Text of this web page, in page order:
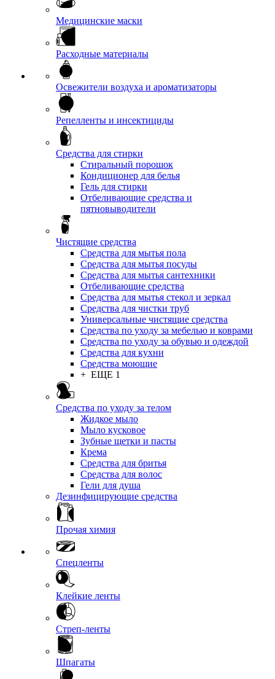
Медицинские маски
Расходные материалы
Освежители воздуха и ароматизаторы
Репелленты и инсектициды
Средства для стирки
Стиральный порошок
Кондиционер для белья
Гель для стирки
Отбеливающие средства и
пятновыводители
Чистящие средства
Средства для мытья пола
Средства для мытья посуды
Средства для мытья сантехники
Отбеливающие средства
Средства для мытья стекол и зеркал
Средства для чистки труб
Универсальные чистящие средства
Средства по уходу за мебелью и коврами
Средства по уходу за обувью и одеждой
Средства для кухни
Средства моющие
+ ЕЩЕ 1
Средства по уходу за телом
Жидкое мыло
Мыло кусковое
Зубные щетки и пасты
Крема
Средства для бритья
Средства для волос
Гели для душа
Дезинфицирующие средства
Прочая химия
Спецленты
Клейкие ленты
Стреп-ленты
Шпагаты